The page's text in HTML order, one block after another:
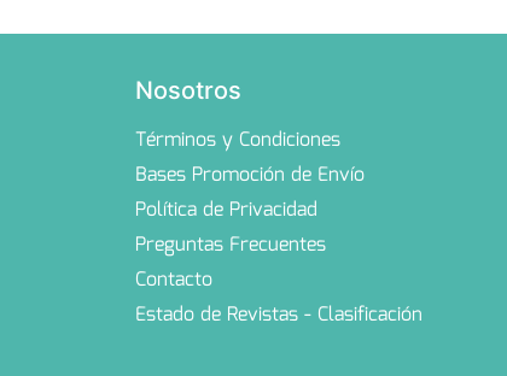
Nosotros
Términos y Condiciones
Bases Promoción de Envío
Política de Privacidad
Preguntas Frecuentes
Contacto
Estado de Revistas - Clasificación